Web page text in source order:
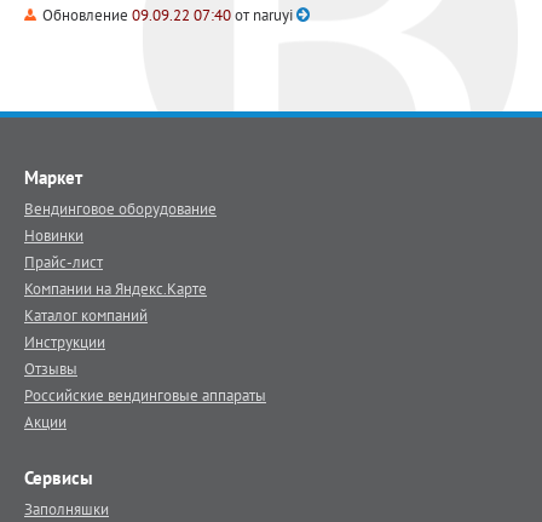
Обновление 09.09.22 07:40отnaruyi
Маркет
Вендинговое оборудование
Новинки
Прайс-лист
Компании на Яндекс.Карте
Каталог компаний
Инструкции
Отзывы
Российские вендинговые аппараты
Акции
Сервисы
Заполняшки